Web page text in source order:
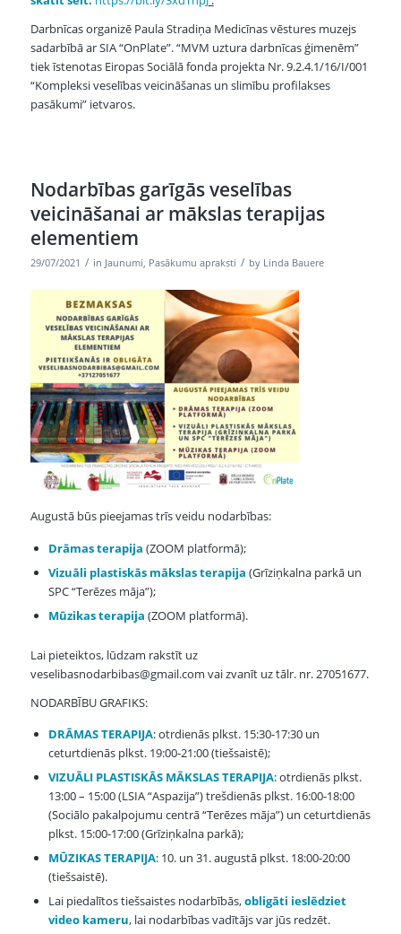
Darbnīcas organizē Paula Stradiņa Medicīnas vēstures muzejs
sadarbībā ar SIA “OnPlate”. “MVM uztura darbnīcas ģimenēm”
tiek īstenotas Eiropas Sociālā fonda projekta Nr. 9.2.4.1/16/I/001
“Kompleksi veselības veicināšanas un slimību profilakses
pasākumi” ietvaros.
Nodarbības garīgās veselības
veicināšanai ar mākslas terapijas
elementiem
29/07/2021 / in Jaunumi, Pasākumu apraksti / by Linda Bauere
Augustā būs pieejamas trīs veidu nodarbības:
Drāmas terapija (ZOOM platformā);
Vizuāli plastiskās mākslas terapija (Grīziņkalna parkā un
SPC “Terēzes māja”);
Mūzikas terapija (ZOOM platformā).
Lai pieteiktos, lūdzam rakstīt uz
veselibasnodarbibas@gmail.com vai zvanīt uz tālr. nr. 27051677.
NODARBĪBU GRAFIKS:
DRĀMAS TERAPIJA: otrdienās plkst. 15:30-17:30 un
ceturtdienās plkst. 19:00-21:00 (tiešsaistē);
VIZUĀLI PLASTISKĀS MĀKSLAS TERAPIJA: otrdienās plkst.
13:00 – 15:00 (LSIA “Aspazija”) trešdienās plkst. 16:00-18:00
(Sociālo pakalpojumu centrā “Terēzes māja”) un ceturtdienās
plkst. 15:00-17:00 (Grīziņkalna parkā);
MŪZIKAS TERAPIJA: 10. un 31. augustā plkst. 18:00-20:00
(tiešsaistē).
Lai piedalītos tiešsaistes nodarbībās,obligāti ieslēdziet
video kameru, lai nodarbības vadītājs var jūs redzēt.